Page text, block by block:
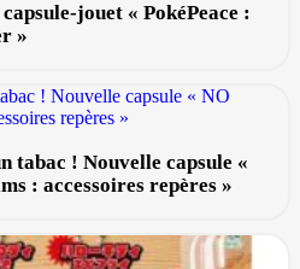
jouet « PokéPeace :
»
tabac ! Nouvelle capsule «
: accessoires repères »